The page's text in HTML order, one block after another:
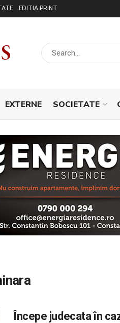
EDITIA PRINT
EXTERNE SOCIETATE
Începe judecata în